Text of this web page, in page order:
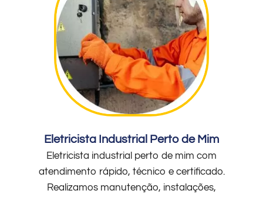
Eletricista Industrial Perto de Mim
Eletricista industrial perto de mim com
atendimento rápido, técnico e certificado.
Realizamos manutenção, instalações,